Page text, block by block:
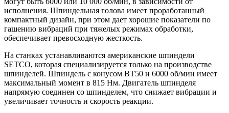
исполнения. Шпиндельная голова имеет проработанный
компактный дизайн, при этом дает хорошие показатели по
гашению вибраций при тяжелых режимах обработки,
обеспечивает превосходную жесткость.
На станках устанавливаются американские шпиндели
SETCO, которая специализируется только на производстве
шпинделей. Шпиндель с конусом BT50 и 6000 об/мин имеет
максимальный момент в 815 Нм. Двигатель шпинделя
напрямую соединен со шпинделем, что снижает вибрации и
увеличивает точность и скорость реакции.